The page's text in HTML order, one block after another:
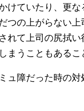
けていたり、更
つの上がらない
れて上司の尻拭
まうこともあるこ
ュ障だった時の対